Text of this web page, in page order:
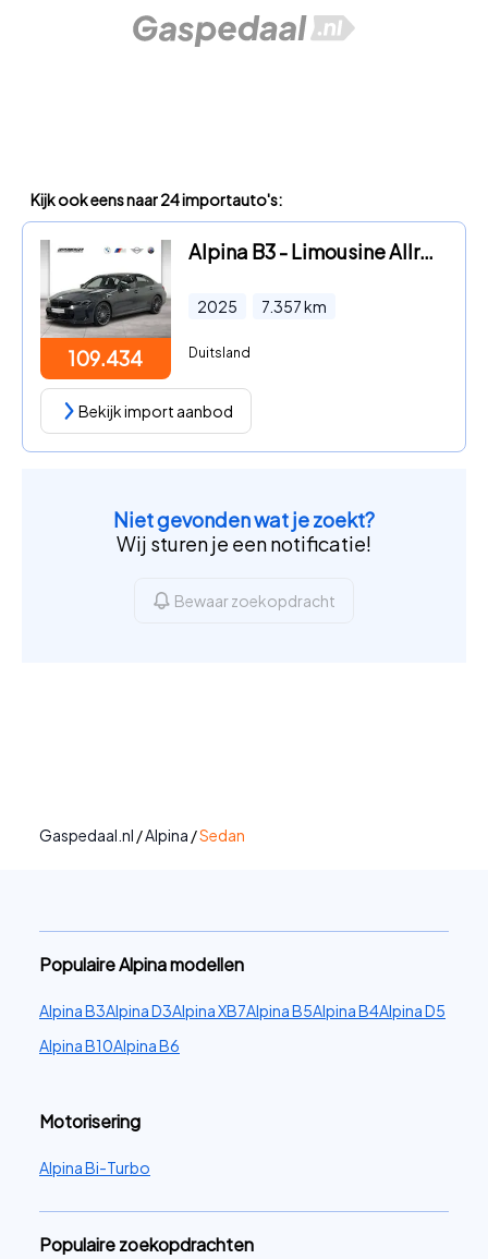
Kijk ook eens naar 24 importauto's:
109.434
Alpina B3 - Limousine Allrad M-Sitze AHK ACC 360 GSD
2025 7.357km
Duitsland
Bekijk import aanbod
Niet gevonden wat je zoekt?
Wij sturen je een notificatie!
Bewaar zoekopdracht
Gaspedaal.nl /Alpina /Sedan
Populaire Alpina modellen
Alpina B3Alpina D3Alpina XB7Alpina B5Alpina B4Alpina D5
Alpina B10Alpina B6
Motorisering
Alpina Bi-Turbo
Populaire zoekopdrachten